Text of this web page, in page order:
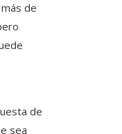
de
de
sea